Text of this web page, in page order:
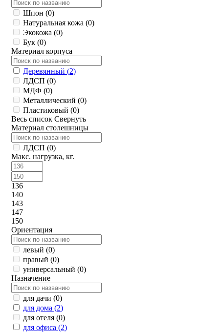
Шпон (0)
Натуральная кожа (0)
Экокожа (0)
Бук (0)
Материал корпуса
Деревянный (2)
ЛДСП (0)
МДФ (0)
Металлический (0)
Пластиковый (0)
Весь список Свернуть
Материал столешницы
ЛДСП (0)
Макс. нагрузка, кг.
136
140
143
147
150
Ориентация
левый (0)
правый (0)
универсальный (0)
Назначение
для дачи (0)
для дома (2)
для отеля (0)
для офиса (2)